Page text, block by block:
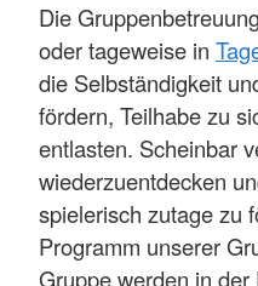
Die
oder tageweise in
die Selbständigkeit
fördern, Teilhabe zu
entlasten. Scheinbar
wiederzuentdecken
spielerisch zutage zu
Programm unserer
Gruppe werden in